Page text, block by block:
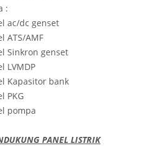
:
ac/dc genset
ATS/AMF
Sinkron genset
LVMDP
Kapasitor bank
PKG
pompa
PANEL LISTRIK